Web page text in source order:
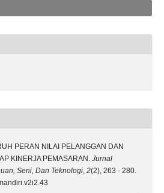
PERAN NILAI PELANGGAN DAN
KINERJA PEMASARAN. Jurnal
Seni, Dan Teknologi 2(2), 263 - 280.